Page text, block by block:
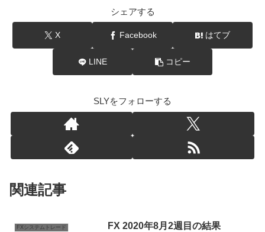
シェアする
X Facebook はてブ
LINE コピー
SLYをフォローする
関連記事
FXシステムトレード FX 2020年8月2週目の結果